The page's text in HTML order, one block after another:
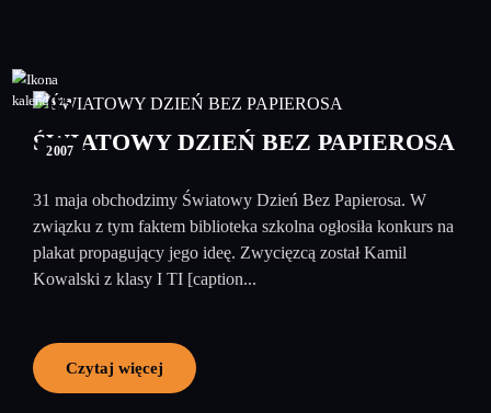
05
2007
ŚWIATOWY DZIEŃ BEZ PAPIEROSA
31 maja obchodzimy Światowy Dzień Bez Papierosa. W
związku z tym faktem biblioteka szkolna ogłosiła konkurs na
plakat propagujący jego ideę. Zwycięzcą został Kamil
Kowalski z klasy I TI [caption...
Czytaj więcej